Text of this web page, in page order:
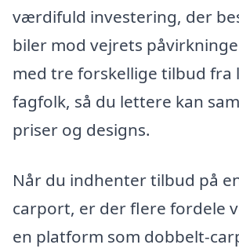
værdifuld investering, der
biler mod vejrets
med tre forskellige tilbud fra
fagfolk, så du lettere kan
priser og designs.
Når du indhenter tilbud på
carport, er der flere fordele
en platform som dobbelt-